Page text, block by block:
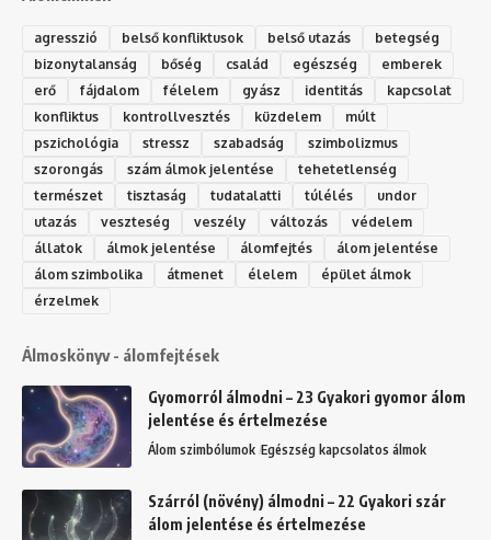
agresszió belső konfliktusok belső utazás
betegség
bizonytalanság
bőség család egészség
emberek
erő
fájdalom félelem gyász identitás
kapcsolat
konfliktus
kontrollvesztés küzdelem
múlt
pszichológia
stressz szabadság
szimbolizmus
szorongás
szám álmok jelentése
tehetetlenség
természet
tisztaság tudatalatti túlélés
undor
utazás
veszteség veszély változás
védelem
állatok
álmok jelentése álomfejtés
álom jelentése
álom szimbolika
átmenet élelem
épület álmok
érzelmek
Álmoskönyv - álomfejtések
Gyomorról álmodni – 23 Gyakori gyomor álom
jelentése és értelmezése
Álom szimbólumok Egészség kapcsolatos álmok
Szárról (növény) álmodni – 22 Gyakori szár
álom jelentése és értelmezése